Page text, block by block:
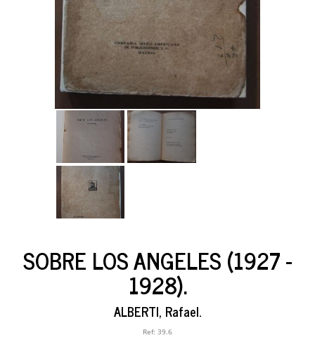
SOBRE LOS ANGELES (1927 -
1928).
ALBERTI, Rafael.
Ref: 39.6